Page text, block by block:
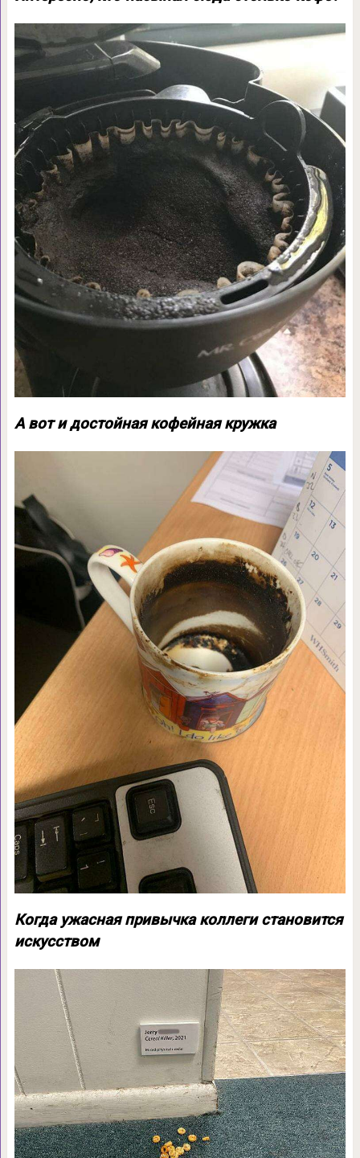
А вот и достойная кофейная кружка
Когда ужасная привычка коллеги становится
искусством